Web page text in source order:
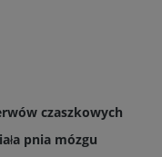
czaszkowych
pnia mózgu